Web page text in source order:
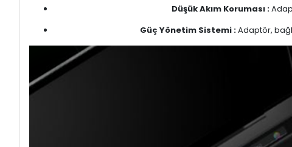
Düşük Akım Koruması :
Güç Yönetim Sistemi :Adaptör,